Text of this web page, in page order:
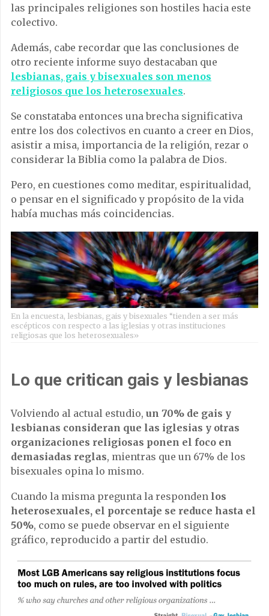
las principales religiones son hostiles hacia este
colectivo.
Además, cabe recordar que las conclusiones de
otro reciente informe suyo destacaban que
lesbianas, gais y bisexuales son menos
religiosos que los heterosexuales.
Se constataba entonces una brecha significativa
entre los dos colectivos en cuanto a creer en Dios,
asistir a misa, importancia de la religión, rezar o
considerar la Biblia como la palabra de Dios.
Pero, en cuestiones como meditar, espiritualidad,
o pensar en el significado y propósito de la vida
había muchas más coincidencias.
En la encuesta, lesbianas, gais y bisexuales “tienden a ser más
escépticos con respecto a las iglesias y otras instituciones
religiosas que los heterosexuales»
Lo que critican gais y lesbianas
Volviendo al actual estudio, un 70% de gais y
lesbianas consideran que las iglesias y otras
organizaciones religiosas ponen el foco en
demasiadas reglas, mientras que un 67% de los
bisexuales opina lo mismo.
Cuando la misma pregunta la responden los
heterosexuales, el porcentaje se reduce hasta el
50%, como se puede observar en el siguiente
gráfico, reproducido a partir del estudio.